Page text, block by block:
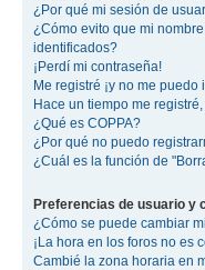
¿Por qué mi sesión de
¿Cómo evito que mi
identificados?
¡Perdí mi contraseña!
Me registré ¡y no me puedo
Hace un tiempo me
¿Qué es COPPA?
¿Por qué no puedo
¿Cuál es la función de
Preferencias de usuario y
¿Cómo se puede cambiar
¡La hora en los foros no es
Cambié la zona horaria en